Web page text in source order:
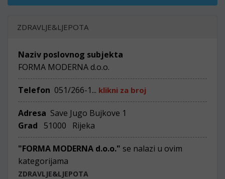
ZDRAVLJE&LJEPOTA
Naziv poslovnog subjekta
FORMA MODERNA d.o.o.
Telefon 051/266-1... klikni za broj
Adresa Save Jugo Bujkove 1
Grad
51000 Rijeka
"FORMA MODERNA d.o.o." se nalazi u ovim
kategorijama
ZDRAVLJE&LJEPOTA